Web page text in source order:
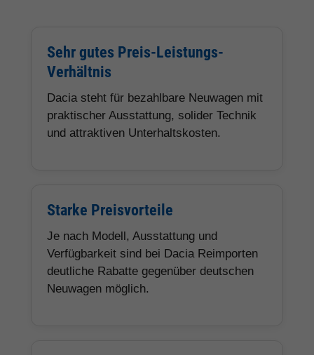
Sehr gutes Preis-Leistungs-
Verhältnis
Dacia steht für bezahlbare Neuwagen mit
praktischer Ausstattung, solider Technik
und attraktiven Unterhaltskosten.
Starke Preisvorteile
Je nach Modell, Ausstattung und
Verfügbarkeit sind bei Dacia Reimporten
deutliche Rabatte gegenüber deutschen
Neuwagen möglich.